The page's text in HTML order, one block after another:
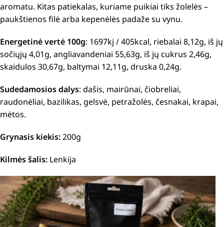
aromatu. Kitas patiekalas, kuriame puikiai tiks žolelės –
paukštienos filė arba kepenėlės padaže su vynu.
Energetinė vertė 100g: 1697kj / 405kcal, riebalai 8,12g, iš jų
sočiųjų 4,01g, angliavandeniai 55,63g, iš jų cukrus 2,46g,
skaidulos 30,67g, baltymai 12,11g, druska 0,24g.
Sudedamosios dalys: dašis, mairūnai, čiobreliai,
raudonėliai, bazilikas, gelsvė, petražolės, česnakai, krapai,
mėtos.
Grynasis kiekis:200g
Kilmės šalis: Lenkija